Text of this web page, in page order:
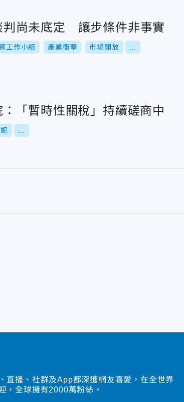
判尚未底定 讓步條件非事實
工作小組 產業衝擊 市場開放
「暫時性關稅」持續磋商中
直播、社群及App都深獲網友喜愛，在全世界
，全球擁有2000萬粉絲。